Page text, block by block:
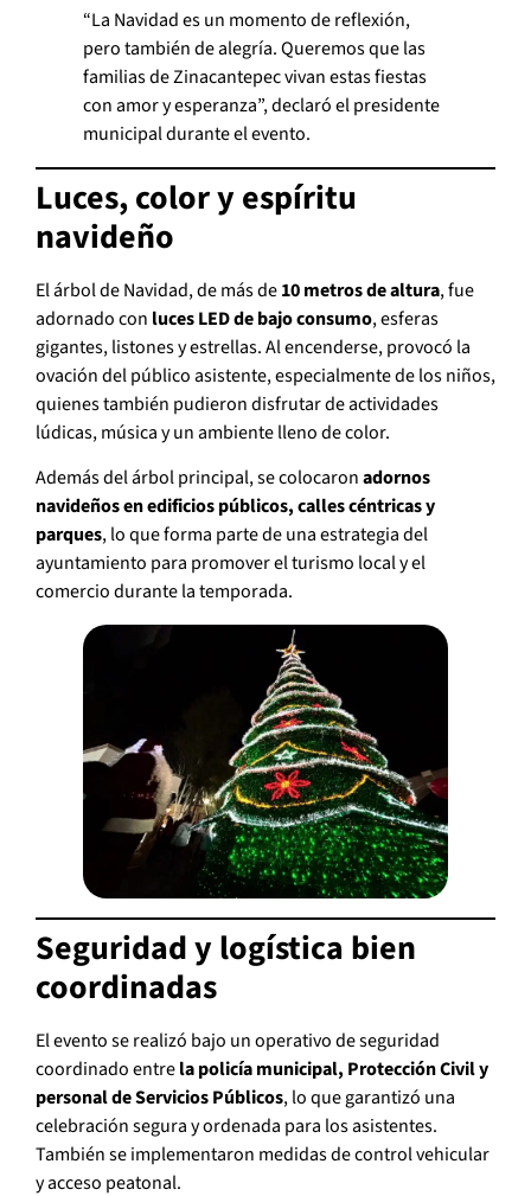
“La Navidad es un momento de reflexión,
pero también de alegría. Queremos que las
familias de Zinacantepec vivan estas fiestas
con amor y esperanza”, declaró el presidente
municipal durante el evento.
Luces, color y espíritu
navideño
El árbol de Navidad, de más de10 metros de altura, fue
adornado con luces LED de bajo consumo, esferas
gigantes, listones y estrellas. Al encenderse, provocó la
ovación del público asistente, especialmente de los niños,
quienes también pudieron disfrutar de actividades
lúdicas, música y un ambiente lleno de color.
Además del árbol principal, se colocaronadornos
navideños en edificios públicos, calles céntricas y
parques, lo que forma parte de una estrategia del
ayuntamiento para promover el turismo local y el
comercio durante la temporada.
Seguridad y logística bien
coordinadas
El evento se realizó bajo un operativo de seguridad
coordinado entrela policía municipal, Protección Civil y
personal de Servicios Públicos, lo que garantizó una
celebración segura y ordenada para los asistentes.
También se implementaron medidas de control vehicular
y acceso peatonal.